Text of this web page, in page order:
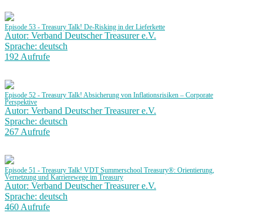
Episode 53 - Treasury Talk! De-Risking in der Lieferkette
Autor: Verband Deutscher Treasurer e.V.
Sprache: deutsch
192 Aufrufe
Episode 52 - Treasury Talk! Absicherung von Inflationsrisiken – Corporate
Perspektive
Autor: Verband Deutscher Treasurer e.V.
Sprache: deutsch
267 Aufrufe
Episode 51 - Treasury Talk! VDT Summerschool Treasury®: Orientierung,
Vernetzung und Karrierewege im Treasury
Autor: Verband Deutscher Treasurer e.V.
Sprache: deutsch
460 Aufrufe